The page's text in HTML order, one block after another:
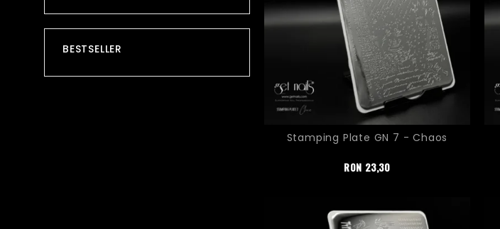
BESTSELLER
Stamping Plate GN 7 - Chaos
Pret
RON 23,30